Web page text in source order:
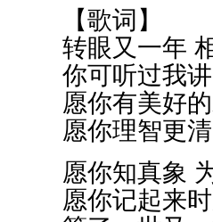
【歌词】
转眼又一年
你可听过我
愿你有美好
愿你理智更
愿你知真象
愿你记起来